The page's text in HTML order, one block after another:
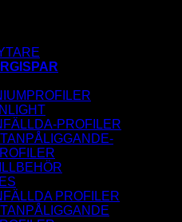
PROFILER
PROFILER